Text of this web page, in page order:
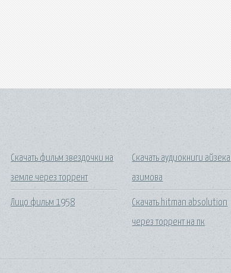
Скачать фильм звездочки на
земле через торрент
Лицо фильм 1958
Скачать аудиокниги айзека
азимова
Скачать hitman absolution
через торрент на пк